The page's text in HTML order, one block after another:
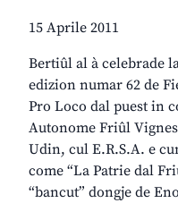
15 Aprile 2011
Bertiûl al à celebrade
edizion numar 62 de
Pro Loco dal puest in
Autonome Friûl
Udin, cul E.R.S.A. e
come “La Patrie dal
“bancut” dongje de